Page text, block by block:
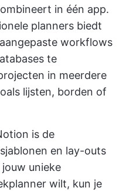
in één app.
planners biedt
workflows
te
in meerdere
lijsten, borden of
is de
en lay-outs
unieke
wilt, kun je